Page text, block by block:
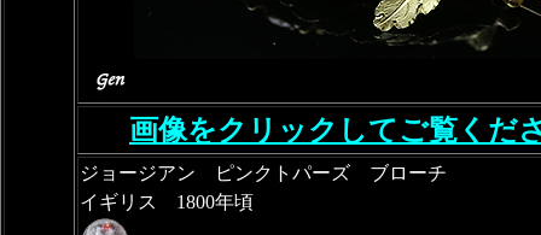
画像をクリックしてご覧くだ
ジョージアン ピンクトパーズ ブローチ
イギリス 1800年頃